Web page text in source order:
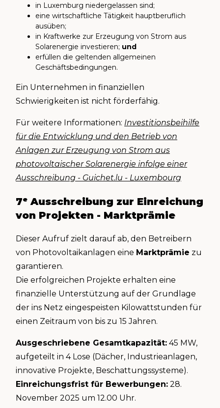
in Luxemburg niedergelassen sind;
eine wirtschaftliche Tätigkeit hauptberuflich
ausüben;
in Kraftwerke zur Erzeugung von Strom aus
Solarenergie investieren; und
erfüllen die geltenden allgemeinen
Geschäftsbedingungen.
Ein Unternehmen in finanziellen
Schwierigkeiten ist nicht förderfähig.
Für weitere Informationen: Investitionsbeihilfe
für die Entwicklung und den Betrieb von
Anlagen zur Erzeugung von Strom aus
photovoltaischer Solarenergie infolge einer
Ausschreibung - Guichet.lu - Luxembourg
7ᵉ Ausschreibung zur Einreichung
von Projekten - Marktprämie
Dieser Aufruf zielt darauf ab, den Betreibern
von Photovoltaikanlagen eine Marktprämie zu
garantieren.
Die erfolgreichen Projekte erhalten eine
finanzielle Unterstützung auf der Grundlage
der ins Netz eingespeisten Kilowattstunden für
einen Zeitraum von bis zu 15 Jahren.
Ausgeschriebene Gesamtkapazität: 45 MW,
aufgeteilt in 4 Lose (Dächer, Industrieanlagen,
innovative Projekte, Beschattungssysteme).
Einreichungsfrist für Bewerbungen: 28.
November 2025 um 12.00 Uhr.